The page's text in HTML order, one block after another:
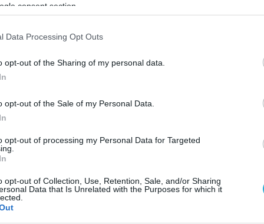
consent section.
Data Processing Opt Outs
opt-out of the Sharing of my personal data.
opt-out of the Sale of my Personal Data.
opt-out of processing my Personal Data for Targeted
opt-out of Collection, Use, Retention, Sale, and/or Sharing
Data that Is Unrelated with the Purposes for which it
γυναικών, την Χριστίνα Φαράντζου από την
κατηγορία μεικτού, που ήταν οι τυχεροί και
μεταξύ όλων των συμμετοχόντων
tournament
και Άννα Λάζαρη νίκησαν με 2-0 σετ (15-
Έλενα Φαράντζου νίκησαν με 2-1 σετ (12-15, 15-
Καπενή και η Αθηνά Μπούμπα νίκησαν με 2-1 σετ (3-